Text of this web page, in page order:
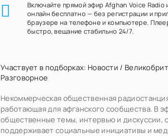
Включайте прямой эфир Afghan Voice Radio
онлайн бесплатно — без регистрации и
браузере на телефоне и компьютере.
быстро, вещание стабильно 24/7.
Участвует в подборках: Новости /
Разговорное
Некоммерческая общественная
работающая для афганского сообщества. В
общественные темы, интервью и дискуссии,
поддерживает социальные инициативы и